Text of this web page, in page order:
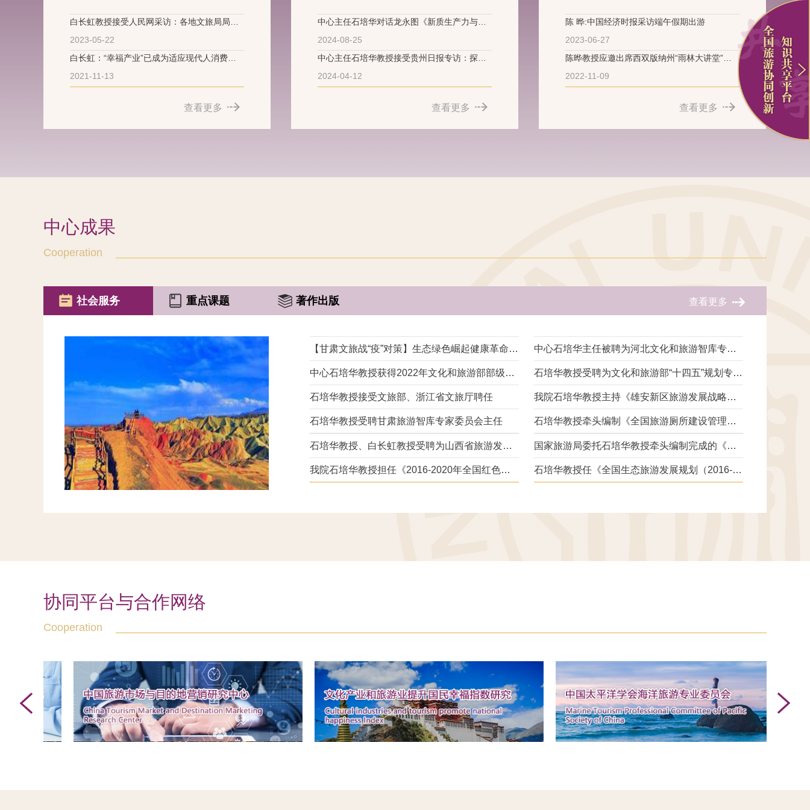
查看更多
白长虹教授接受人民网采访：各地文旅局局
长“出圈” 如何带来旅游业“破圈”？
2023-05-22
白长虹：“幸福产业”已成为适应现代人消费升
级的产业发展趋势
2021-11-13
查看更多
中心主任石培华对话龙永图《新质生产力与贵
州文旅高质量发展》
2024-08-25
中心主任石培华教授接受贵州日报专访：探索
新质生产力与文化和旅游高质量发展互促新路
2024-04-12
查看更多
陈 晔:中国经济时报采访端午假期出游
2023-06-27
陈晔教授应邀出席西双版纳州“雨林大讲堂”干
部教育培训做专题辅导
2022-11-09
中心成果
Cooperation
社会服务 重点课题 著作出版 查看更多
【甘肃文旅战“疫”对策】生态绿色崛起健康革命振
兴 对甘肃省推进疫情防控后文旅产业振兴的十条
建议
中心石培华主任被聘为河北文化和旅游智库专业
委员会副主任
中心石培华教授获得2022年文化和旅游部部级社
科研究委托项目
石培华教授受聘为文化和旅游部“十四五”规划专家
委员会委员
石培华教授接受文旅部、浙江省文旅厅聘任
我院石培华教授主持《雄安新区旅游发展战略研
究》课题通过专家评审受到高度评价
石培华教授受聘甘肃旅游智库专家委员会主任
石培华教授牵头编制《全国旅游厕所建设管理新
三年行动计划（2018-2020）》
石培华教授、白长虹教授受聘为山西省旅游发展
专家咨询委员会副主任
国家旅游局委托石培华教授牵头编制完成的《厕
所革命推进报告》发布
我院石培华教授担任《2016-2020年全国红色旅
游发展规划纲要》专家组长、执笔人
石培华教授任《全国生态旅游发展规划（2016-
2025年）》名誉组长
协同平台与合作网络
Cooperation